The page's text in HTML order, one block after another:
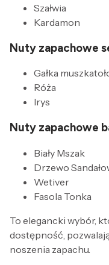
Szałwia
Kardamon
Nuty zapachowe
Gałka
Róża
Irys
Nuty zapachowe
Biały Mszak
Drzewo
Wetiver
Fasola Tonka
To elegancki wybór,
dostępność,
noszenia zapachu.